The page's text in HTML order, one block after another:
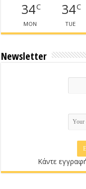
34C
MON
34C
TUE
Newsletter
Κάντε